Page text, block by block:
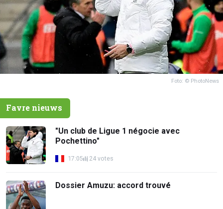
Foto: © PhotoNews
Favre nieuws
"Un club de Ligue 1 négocie avec
Pochettino"
17:05 24 votes
Dossier Amuzu: accord trouvé